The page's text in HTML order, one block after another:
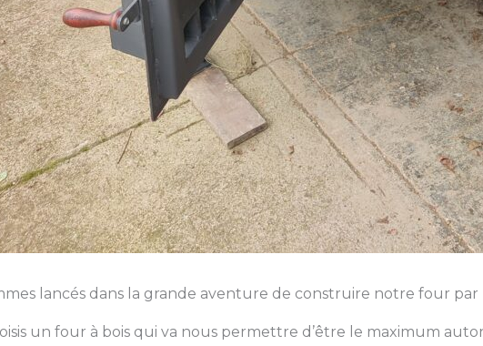
lancés dans la grande aventure de construire notre four par
un four à bois qui va nous permettre d’être le maximum